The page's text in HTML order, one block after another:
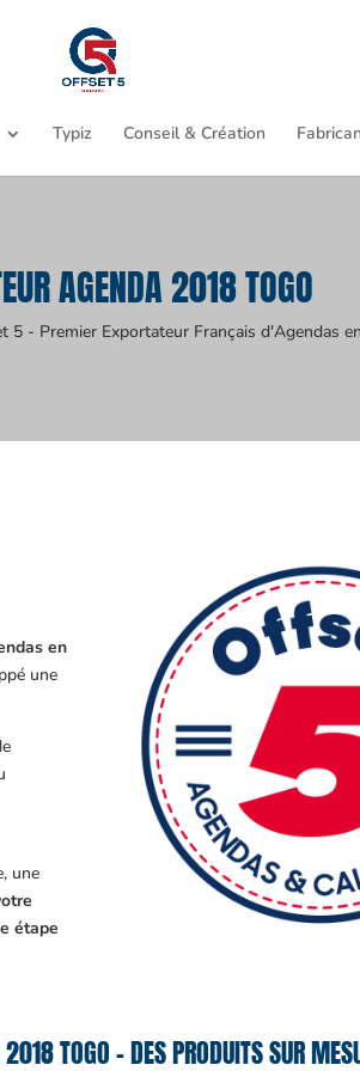
Typiz Conseil & Création
AGENDA 2018 TOGO
5 - Premier Exportateur Français d'Agendas
en
une
une
étape
TOGO – DES PRODUITS SUR